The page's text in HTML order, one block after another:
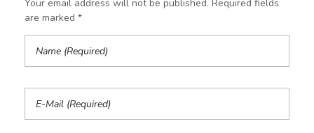
Your email address will not be published. Required fields
are marked *